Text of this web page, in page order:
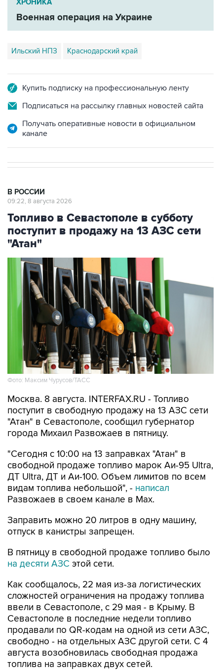
Ильский НПЗ Краснодарский край
Подписаться на рассылку главных новостей сайта
Получать оперативные новости в официальном
Топливо в Севастополе в субботу
поступит в продажу на 13 АЗС сети
"Атан"
Фото: Максим Чурусов/ТАСС
Москва. 8 августа. INTERFAX.RU - Топливо
"Атан" в Севастополе, сообщил губернатор
города Михаил Развожаев в пятницу.
"Сегодня с 10:00 на 13 заправках "Атан" в
ДТ Ultra, ДТ и Аи-100. Объем лимитов по всем
видам топлива небольшой", - написал
Развожаев в своем канале в Max.
Заправить можно 20 литров в одну машину,
В пятницу в свободной продаже топливо было
Как сообщалось, 22 мая из-за логистических
ввели в Севастополе, с 29 мая - в Крыму. В
Севастополе в последние недели топливо
продавали по QR-кодам на одной из сети АЗС,
свободно - на отдельных АЗС другой сети. С 4
августа возобновилась свободная продажа
топлива на заправках двух сетей.
Севастополь Атан Михаил Развожаев